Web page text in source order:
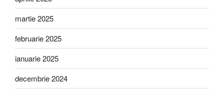
martie 2025
februarie 2025
ianuarie 2025
decembrie 2024